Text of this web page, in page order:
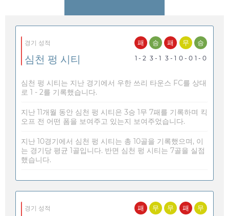
경기 성적
심천 펑 시티
패
1 - 2
승
3 - 1
패
3 - 1
무
0 - 0
승
1 - 0
심천 펑 시티는 지난 경기에서 우한 쓰리 타운스 FC를 상대
로 1 - 2를 기록했습니다.
지난 11개월 동안 심천 펑 시티은 3승 1무 7패를 기록하며 킥
오프 전 어떤 폼을 보여주고 있는지 보여주었습니다.
지난 10경기에서 심천 펑 시티는 총 10골을 기록했으며, 이
는 경기당 평균 1골입니다. 반면 심천 펑 시티는 7골을 실점
했습니다.
경기 성적 패 무 무 패 무